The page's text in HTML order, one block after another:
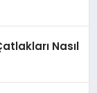
Nasıl